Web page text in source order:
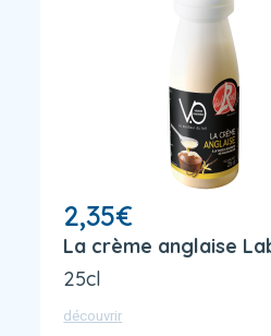
2,35€
La crème anglaise
25cl
découvrir